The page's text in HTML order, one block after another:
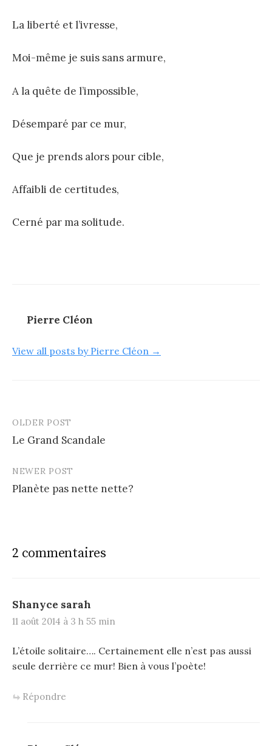
La liberté et l’ivresse,
Moi-même je suis sans armure,
A la quête de l’impossible,
Désemparé par ce mur,
Que je prends alors pour cible,
Affaibli de certitudes,
Cerné par ma solitude.
Pierre Cléon
View all posts by Pierre Cléon →
Post
navigation
OLDER POST
Le Grand Scandale
NEWER POST
Planète pas nette nette?
2 commentaires
Shanyce sarah
11 août 2014 à 3 h 55 min
L’étoile solitaire…. Certainement elle n’est pas aussi
seule derrière ce mur! Bien à vous l’poète!
Répondre